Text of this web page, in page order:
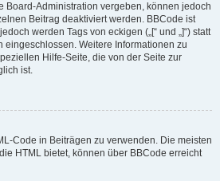
Board-Administration vergeben, können jedoch
Beitrag deaktiviert werden. BBCode ist
werden Tags von eckigen („[“ und „]“) statt
eingeschlossen. Weitere Informationen zu
Hilfe-Seite, die von der Seite zur
ist.
Code in Beiträgen zu verwenden. Die meisten
HTML bietet, können über BBCode erreicht